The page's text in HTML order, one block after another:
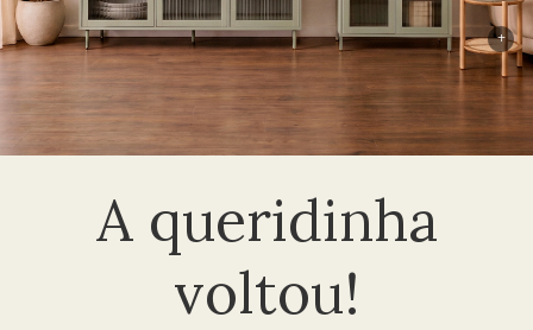
A queridinha
voltou!
+